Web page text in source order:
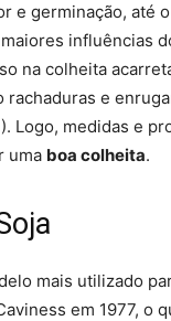
e germinação, até
influências
na colheita
rachaduras e
Logo, medidas e
uma boa colheita.
mais utilizado
em 1977, o